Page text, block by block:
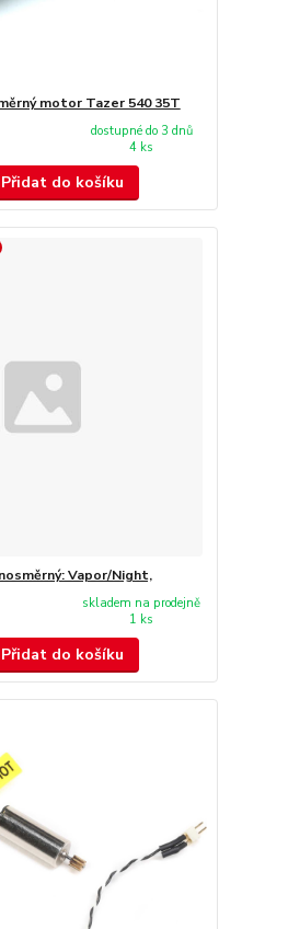
motor Tazer 540 35T
dostupné do 3 dnů
4 ks
Přidat do košíku
Vapor/Night,
skladem na prodejně
1 ks
Přidat do košíku